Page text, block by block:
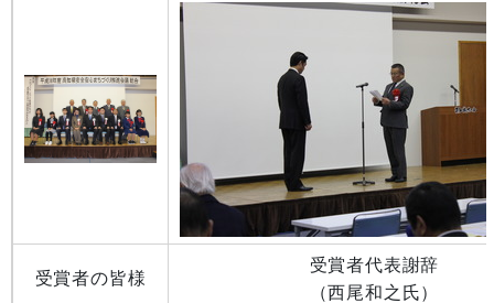
受賞者の皆様
受賞者代表謝辞
（西尾和之氏）